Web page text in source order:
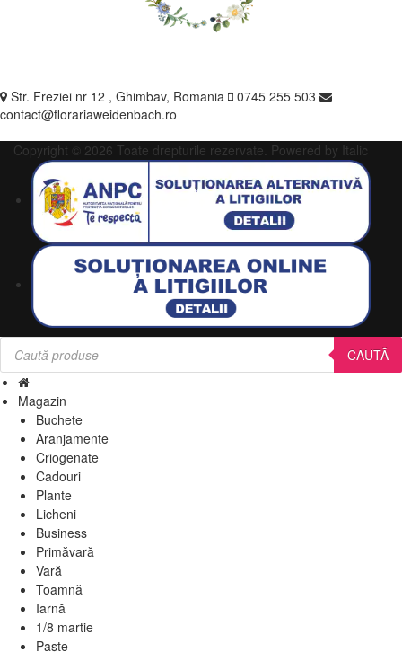
Str. Freziei nr 12 , Ghimbav, Romania
0745 255 503
contact@florariaweidenbach.ro
Copyright © 2026 Toate drepturile rezervate. Powered by Italic
Products
search CAUTĂ
Magazin
Buchete
Aranjamente
Criogenate
Cadouri
Plante
Licheni
Business
Primăvară
Vară
Toamnă
Iarnă
1/8 martie
Paște